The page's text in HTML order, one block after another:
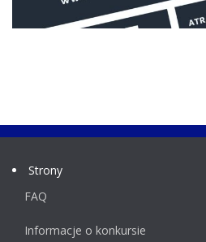
Strony
FAQ
Informacje o konkursie